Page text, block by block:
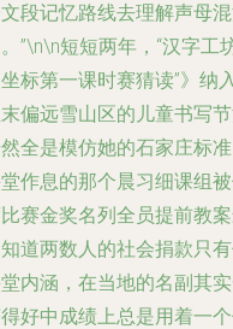
段记忆路线去理解声母
”\n\n短短两年，“汉字工
标第一课时赛猜读”》纳
偏远雪山区的儿童书写
全是模仿她的石家庄标
作息的那个晨习细课组
赛金奖名列全员提前教
道两数人的社会捐款只
内涵，在当地的名副其
好中成绩上总是用着一